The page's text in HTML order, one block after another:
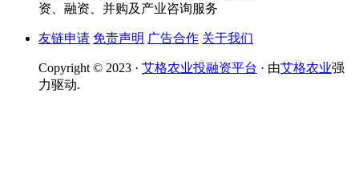
资、融资、并购及产业咨询服务
友链申请 免责声明 广告合作 关于我们
Copyright © 2023 · 艾格农业投融资平台 · 由艾格农业强
力驱动.